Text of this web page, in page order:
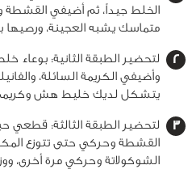
الخلط جيداً، ثم أضيفي
متماسك يشبه العجينة، ورصيها
لتحضير الطبقة الثانية: بوعاء
وأضيفي الكريمة السائلة،
يتشكل لديك خليط هش
لتحضير الطبقة الثالثة: قطعي
القشطة وحركي حتى تتوزع
الشوكولاتة وحركي مرة أخرى،